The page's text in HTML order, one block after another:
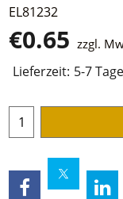
EL81232
€0.65 zzgl.
Lieferzeit: 5-7